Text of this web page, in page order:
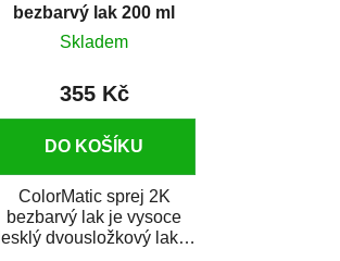
bezbarvý lak 200 ml
Skladem
355 Kč
DO KOŠÍKU
ColorMatic sprej 2K
bezbarvý lak je vysoce
lesklý dvousložkový lak s